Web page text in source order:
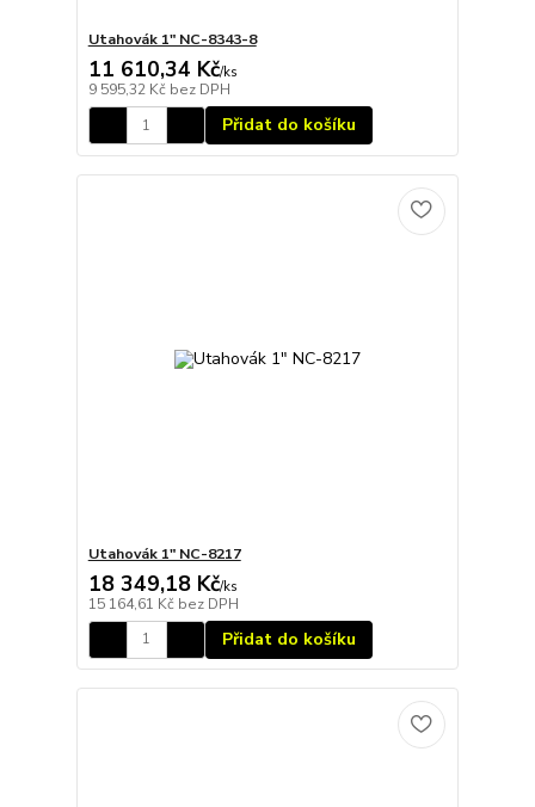
Utahovák 1" NC-8343-8
11 610,34 Kč/ks
9 595,32 Kč bez DPH
Přidat do košíku
Utahovák 1" NC-8217
18 349,18 Kč/ks
15 164,61 Kč bez DPH
Přidat do košíku